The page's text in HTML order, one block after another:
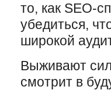
то, как SEO-
убедиться,
широкой
Выживают
смотрит в